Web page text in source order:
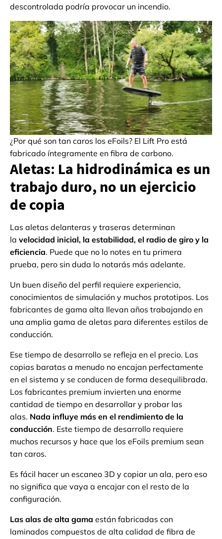
descontrolada podría provocar un incendio.
¿Por qué son tan caros los eFoils? El Lift Pro está
fabricado íntegramente en fibra de carbono.
Aletas: La hidrodinámica es un
trabajo duro, no un ejercicio
de copia
Las aletas delanteras y traseras determinan
la velocidad inicial, la estabilidad, el radio de giro y la
eficiencia. Puede que no lo notes en tu primera
prueba, pero sin duda lo notarás más adelante.
Un buen diseño del perfil requiere experiencia,
conocimientos de simulación y muchos prototipos. Los
fabricantes de gama alta llevan años trabajando en
una amplia gama de aletas para diferentes estilos de
conducción.
Ese tiempo de desarrollo se refleja en el precio. Las
copias baratas a menudo no encajan perfectamente
en el sistema y se conducen de forma desequilibrada.
Los fabricantes premium invierten una enorme
cantidad de tiempo en desarrollar y probar las
alas. Nada influye más en el rendimiento de la
conducción. Este tiempo de desarrollo requiere
muchos recursos y hace que los eFoils premium sean
tan caros.
Es fácil hacer un escaneo 3D y copiar un ala, pero eso
no significa que vaya a encajar con el resto de la
configuración.
Las alas de alta gama están fabricadas con
laminados compuestos de alta calidad de fibra de